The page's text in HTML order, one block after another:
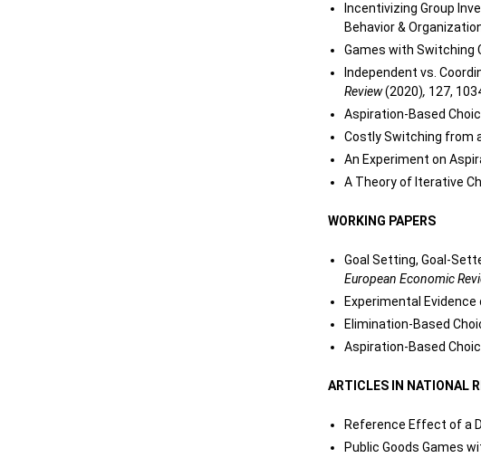
Incentivizing Group
Behavior &
Games with Switching
Independent vs.
Review(2020), 127,
Aspiration-Based
Costly Switching from
An Experiment on
A Theory of Iterative
WORKING PAPERS
Goal Setting, Goal-
European Economic
Experimental
Elimination-Based
Aspiration-Based
ARTICLES IN NATIONAL
Reference Effect of a
Public Goods Games